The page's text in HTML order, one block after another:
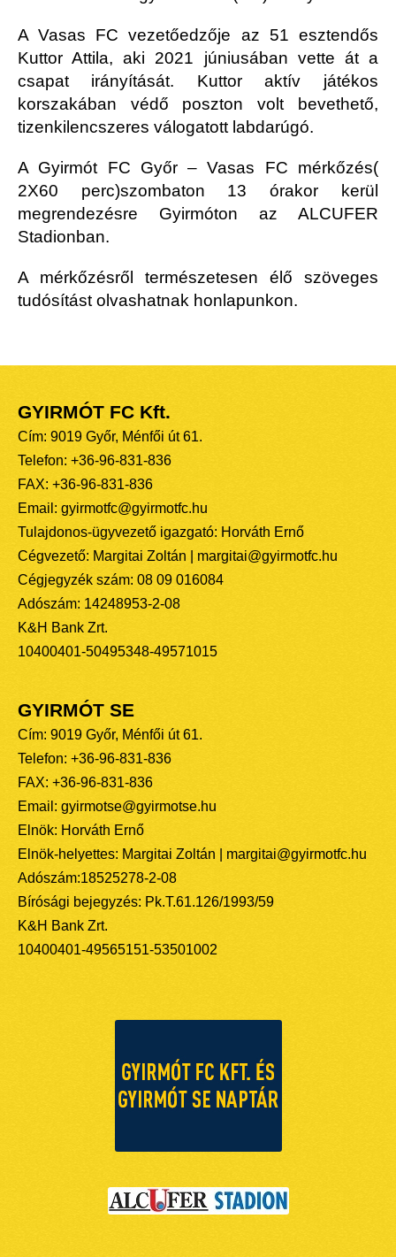
A Vasas FC vezetőedzője az 51 esztendős
Kuttor Attila, aki 2021 júniusában vette át a
csapat irányítását. Kuttor aktív játékos
korszakában védő poszton volt bevethető,
tizenkilencszeres válogatott labdarúgó.
A Gyirmót FC Győr – Vasas FC mérkőzés(
2X60 perc)szombaton 13 órakor kerül
megrendezésre Gyirmóton az ALCUFER
Stadionban.
A mérkőzésről természetesen élő szöveges
tudósítást olvashatnak honlapunkon.
GYIRMÓT FC Kft.
Cím: 9019 Győr, Ménfői út 61.
Telefon: +36-96-831-836
FAX: +36-96-831-836
Email: gyirmotfc@gyirmotfc.hu
Tulajdonos-ügyvezető igazgató: Horváth Ernő
Cégvezető: Margitai Zoltán | margitai@gyirmotfc.hu
Cégjegyzék szám: 08 09 016084
Adószám: 14248953-2-08
K&H Bank Zrt.
10400401-50495348-49571015
GYIRMÓT SE
Cím: 9019 Győr, Ménfői út 61.
Telefon: +36-96-831-836
FAX: +36-96-831-836
Email: gyirmotse@gyirmotse.hu
Elnök: Horváth Ernő
Elnök-helyettes: Margitai Zoltán | margitai@gyirmotfc.hu
Adószám:18525278-2-08
Bírósági bejegyzés: Pk.T.61.126/1993/59
K&H Bank Zrt.
10400401-49565151-53501002